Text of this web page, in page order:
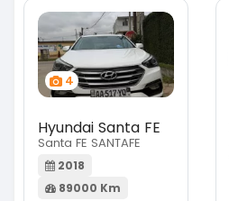
4
Hyundai Santa FE
Santa FE SANTAFE
2018
89000 Km